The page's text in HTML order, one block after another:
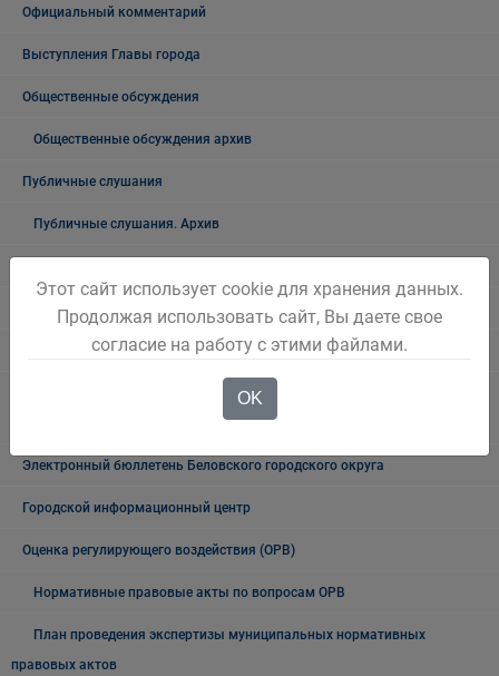
Официальный комментарий
Выступления Главы города
Общественные обсуждения
Общественные обсуждения архив
Публичные слушания
Публичные слушания. Архив
Общественные, национальные и религиозные организации
Боевое братство
ПАСПОРТ общественных, общественно-политических и религиозных
формирований Беловского городского округа
Электронный бюллетень Беловского городского округа
Городской информационный центр
Оценка регулирующего воздействия (ОРВ)
Нормативные правовые акты по вопросам ОРВ
План проведения экспертизы муниципальных нормативных
правовых актов
Этот сайт использует cookie для хранения данных.
Продолжая использовать сайт, Вы даете свое
согласие на работу с этими файлами.
OK